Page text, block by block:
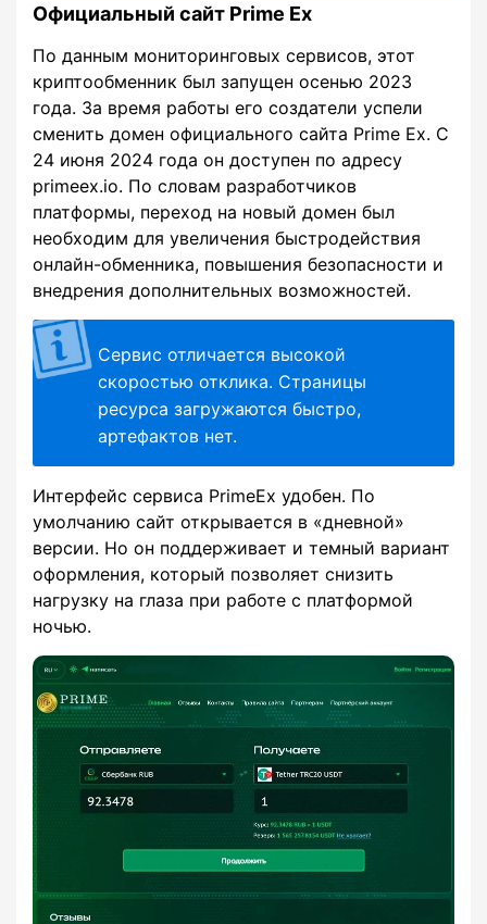
Официальный сайт Prime Ex
По данным мониторинговых сервисов, этот
криптообменник был запущен осенью 2023
года. За время работы его создатели успели
сменить домен официального сайта Prime Ex. С
24 июня 2024 года он доступен по адресу
primeex.io. По словам разработчиков
платформы, переход на новый домен был
необходим для увеличения быстродействия
онлайн-обменника, повышения безопасности и
внедрения дополнительных возможностей.
Сервис отличается высокой
скоростью отклика. Страницы
ресурса загружаются быстро,
артефактов нет.
Интерфейс сервиса PrimeEx удобен. По
умолчанию сайт открывается в «дневной»
версии. Но он поддерживает и темный вариант
оформления, который позволяет снизить
нагрузку на глаза при работе с платформой
ночью.